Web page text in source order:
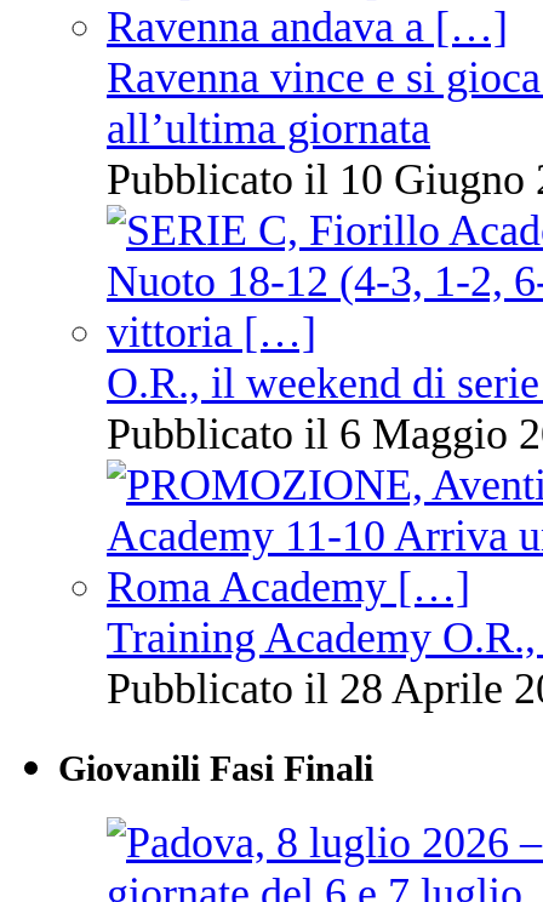
Ravenna vince e si
all’ultima giornata
Pubblicato il 10 Giugno
O.R., il weekend di
Pubblicato il 6 Maggio
Training Academy
Pubblicato il 28 Aprile
Giovanili Fasi Finali